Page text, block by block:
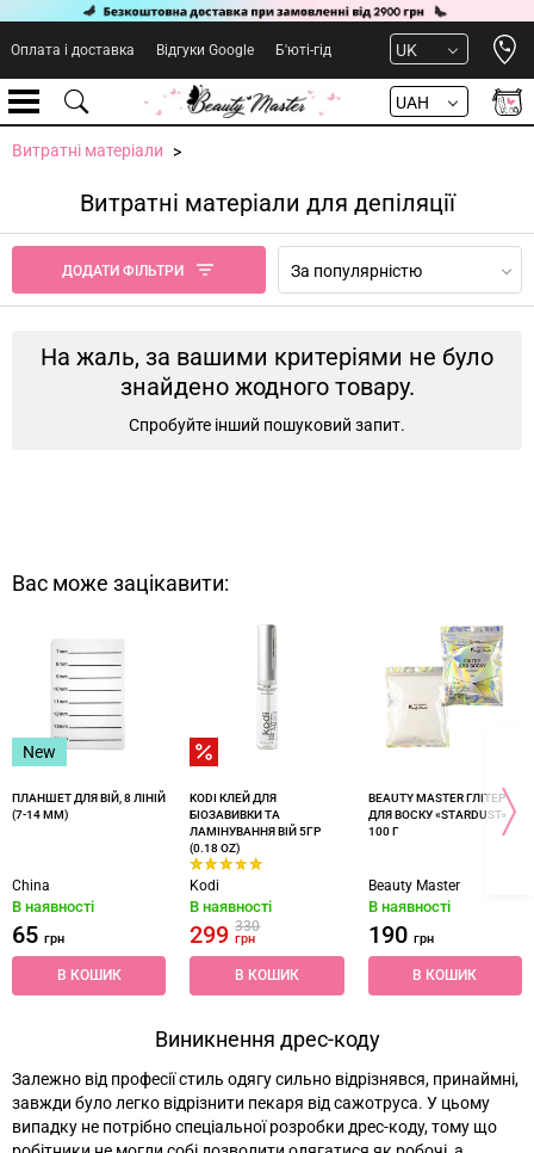
Оплата і доставка Відгуки Google Б'юті-гід UK
UAH
Витратні матеріали
Витратні матеріали для депіляції
ДОДАТИ ФІЛЬТРИ За популярністю
На жаль, за вашими критеріями не було
знайдено жодного товару.
Спробуйте інший пошуковий запит.
Вас може зацікавити:
New
ПЛАНШЕТ ДЛЯ ВІЙ, 8 ЛІНІЙ
(7-14 ММ)
China
В наявності
65 грн
В КОШИК
KODI КЛЕЙ ДЛЯ
БІОЗАВИВКИ ТА
ЛАМІНУВАННЯ ВІЙ 5ГР
(0.18 OZ)
Kodi
В наявності
299330
грн
В КОШИК
BEAUTY MASTER ГЛІТЕР
ДЛЯ ВОСКУ «‎STARDUST»‎
100 Г
Beauty Master
В наявності
190 грн
В КОШИК
Виникнення дрес-коду
Залежно від професії стиль одягу сильно відрізнявся, принаймні,
завжди було легко відрізнити пекаря від сажотруса. У цьому
випадку не потрібно спеціальної розробки дрес-коду, тому що